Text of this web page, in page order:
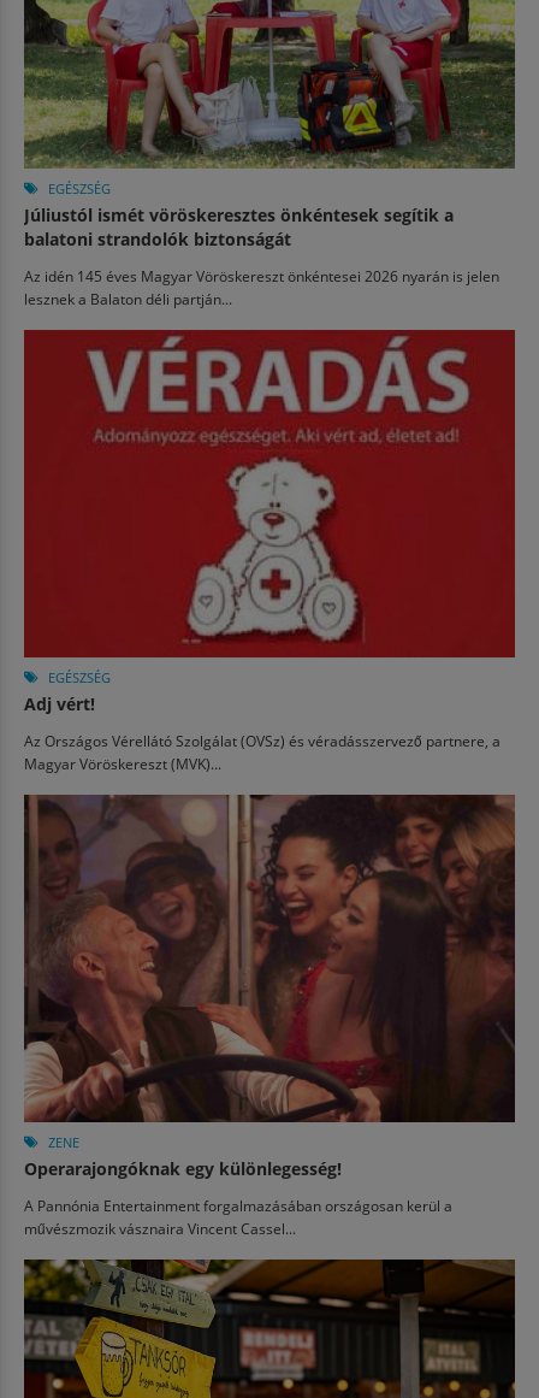
EGÉSZSÉG
Júliustól ismét vöröskeresztes önkéntesek segítik a
balatoni strandolók biztonságát
Az idén 145 éves Magyar Vöröskereszt önkéntesei 2026 nyarán is jelen
lesznek a Balaton déli partján...
EGÉSZSÉG
Adj vért!
Az Országos Vérellátó Szolgálat (OVSz) és véradásszervező partnere, a
Magyar Vöröskereszt (MVK)...
ZENE
Operarajongóknak egy különlegesség!
A Pannónia Entertainment forgalmazásában országosan kerül a
művészmozik vásznaira Vincent Cassel...